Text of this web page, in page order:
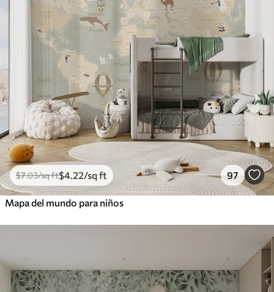
$7.03/sq ft$4 .22/sq ft 97
Mapa del mundo para niños